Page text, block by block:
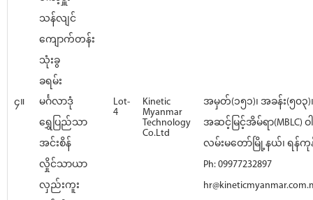
သန်လျင်
ကျောက်တန်း
သုံးခွ
ခရမ်း
၄။
မင်္ဂလာဒုံ
ရွှေပြည်သာ
အင်းစိန်
လှိုင်သာယာ
လှည်းကူး
Lot-
4
Kinetic
Myanmar
Technology
Co.Ltd
အမှတ်(၁၅၁)၊ အခန်း(၅၀
အဆင့်မြင့်အိမ်ရာ(MBLC) ဝ
လမ်းမတော်မြို့နယ်၊ ရန်ကု
Ph: 09977232897